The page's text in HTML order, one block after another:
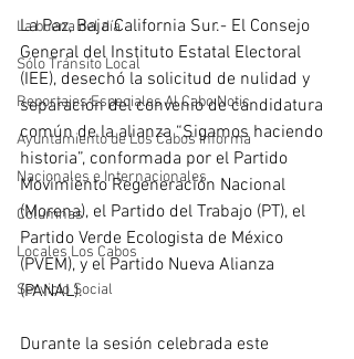
La buena del día
Sólo Tránsito Local
Reportajes Especiales Al Cabo Notic
Ayuntamiento de Los Cabos Informa
Nacionales e Internacionales
Columnas
Locales Los Cabos
Servicio Social
La Paz, Baja California Sur.- El Consejo
General del Instituto Estatal Electoral
(IEE), desechó la solicitud de nulidad y
separación del convenio de candidatura
común de la alianza “Sigamos haciendo
historia”, conformada por el Partido
Movimiento Regeneración Nacional
(Morena), el Partido del Trabajo (PT), el
Partido Verde Ecologista de México
(PVEM), y el Partido Nueva Alianza
(PANAL).
Durante la sesión celebrada este